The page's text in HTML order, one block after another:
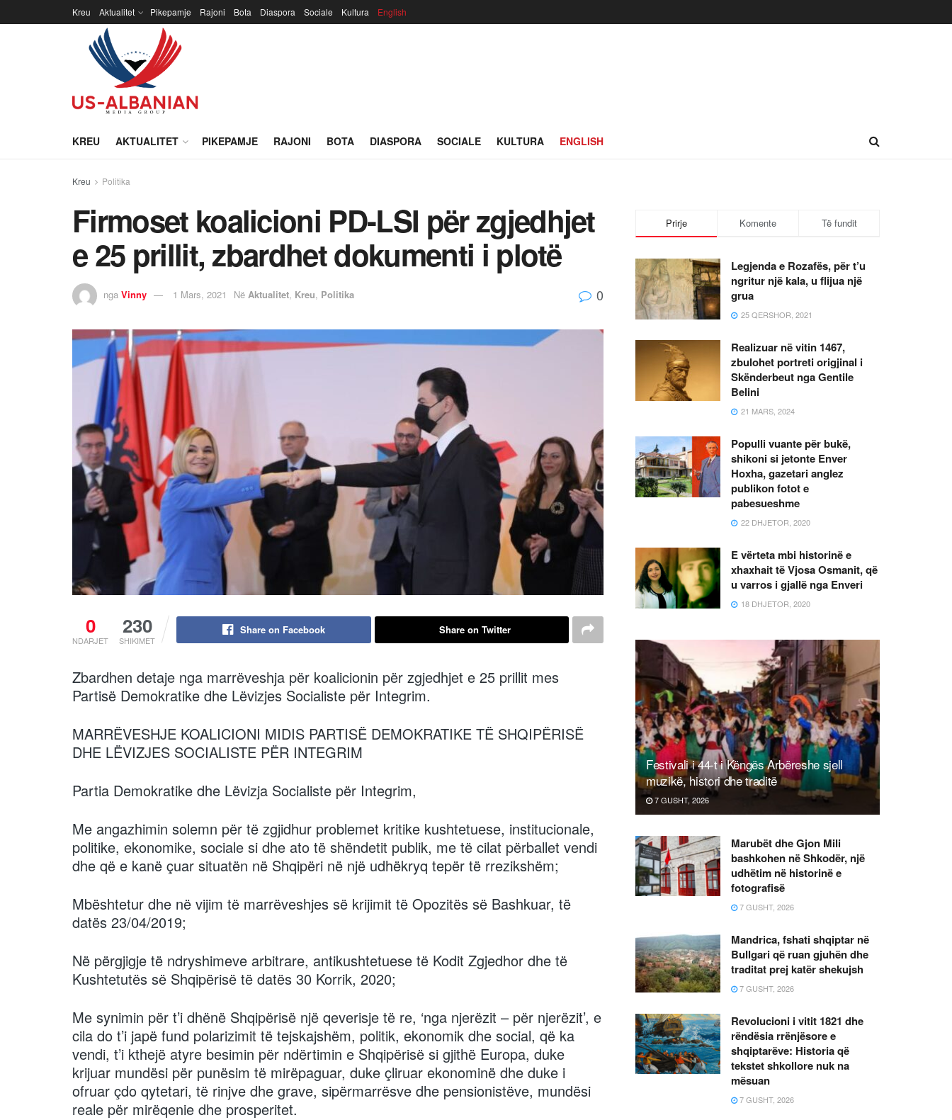
Kreu Aktualitet Pikepamje Rajoni Bota Diaspora Sociale Kultura English
KREU AKTUALITET PIKEPAMJE RAJONI BOTA DIASPORA SOCIALE KULTURA ENGLISH
Kreu Politika
Firmoset koalicioni PD-LSI për zgjedhjet
e 25 prillit, zbardhet dokumenti i plotë
nga Vinny 1 Mars, 2021 Në Aktualitet, Kreu, Politika 0
0
NDARJET
230
SHIKIMET
Share on Facebook Share on Twitter
Zbardhen detaje nga marrëveshja për koalicionin për zgjedhjet e 25 prillit mes
Partisë Demokratike dhe Lëvizjes Socialiste për Integrim.
MARRËVESHJE KOALICIONI MIDIS PARTISË DEMOKRATIKE TË SHQIPËRISË
DHE LËVIZJES SOCIALISTE PËR INTEGRIM
Partia Demokratike dhe Lëvizja Socialiste për Integrim,
Me angazhimin solemn për të zgjidhur problemet kritike kushtetuese, institucionale,
politike, ekonomike, sociale si dhe ato të shëndetit publik, me të cilat përballet vendi
dhe që e kanë çuar situatën në Shqipëri në një udhëkryq tepër të rrezikshëm;
Mbështetur dhe në vijim të marrëveshjes së krijimit të Opozitës së Bashkuar, të
datës 23/04/2019;
Në përgjigje të ndryshimeve arbitrare, antikushtetuese të Kodit Zgjedhor dhe të
Kushtetutës së Shqipërisë të datës 30 Korrik, 2020;
Me synimin për t’i dhënë Shqipërisë një qeverisje të re, ‘nga njerëzit – për njerëzit’, e
cila do t’i japë fund polarizimit të tejskajshëm, politik, ekonomik dhe social, që ka
vendi, t’i kthejë atyre besimin për ndërtimin e Shqipërisë si gjithë Europa, duke
krijuar mundësi për punësim të mirëpaguar, duke çliruar ekonominë dhe duke i
ofruar çdo qytetari, të rinjve dhe grave, sipërmarrësve dhe pensionistëve, mundësi
reale për mirëqenie dhe prosperitet.
Prirje Komente Të fundit
Legjenda e Rozafës, për t’u
ngritur një kala, u flijua një
grua
25 QERSHOR, 2021
Realizuar në vitin 1467,
zbulohet portreti origjinal i
Skënderbeut nga Gentile
Belini
21 MARS, 2024
Populli vuante për bukë,
shikoni si jetonte Enver
Hoxha, gazetari anglez
publikon fotot e
pabesueshme
22 DHJETOR, 2020
E vërteta mbi historinë e
xhaxhait të Vjosa Osmanit, që
u varros i gjallë nga Enveri
18 DHJETOR, 2020
Festivali i 44-t i Këngës Arbëreshe sjell
muzikë, histori dhe traditë
7 GUSHT, 2026
Marubët dhe Gjon Mili
bashkohen në Shkodër, një
udhëtim në historinë e
fotografisë
7 GUSHT, 2026
Mandrica, fshati shqiptar në
Bullgari që ruan gjuhën dhe
traditat prej katër shekujsh
7 GUSHT, 2026
Revolucioni i vitit 1821 dhe
rëndësia rrënjësore e
shqiptarëve: Historia që
tekstet shkollore nuk na
mësuan
7 GUSHT, 2026